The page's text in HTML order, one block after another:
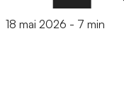
18 mai 2026 - 7 min